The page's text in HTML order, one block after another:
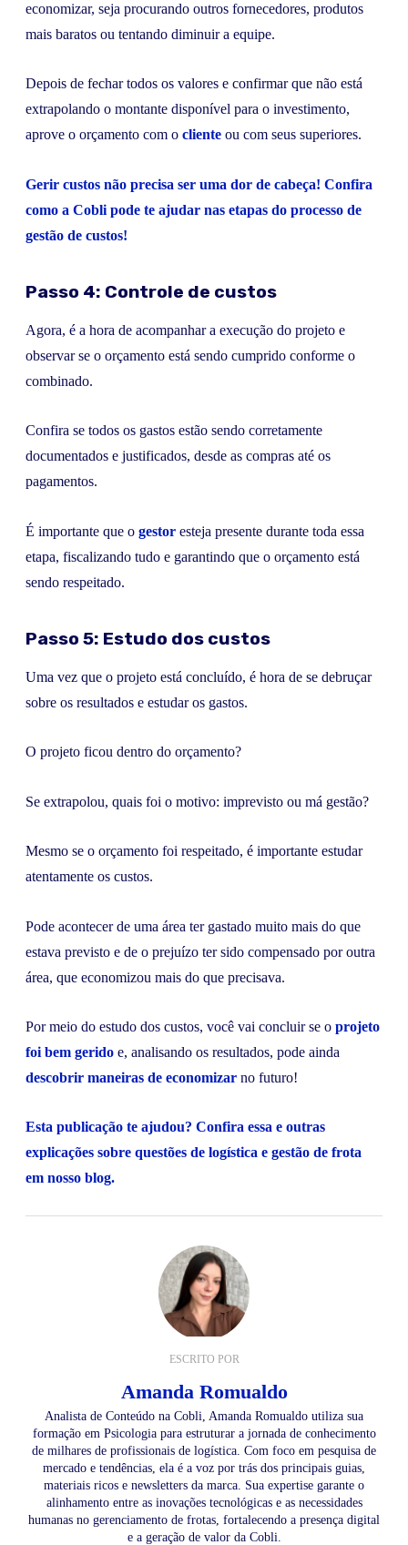
economizar, seja procurando outros fornecedores, produtos
mais baratos ou tentando diminuir a equipe.
Depois de fechar todos os valores e confirmar que não está
extrapolando o montante disponível para o investimento,
aprove o orçamento com o cliente ou com seus superiores.
Gerir custos não precisa ser uma dor de cabeça! Confira
como a Cobli pode te ajudar nas etapas do processo de
gestão de custos!
Passo 4: Controle de custos
Agora, é a hora de acompanhar a execução do projeto e
observar se o orçamento está sendo cumprido conforme o
combinado.
Confira se todos os gastos estão sendo corretamente
documentados e justificados, desde as compras até os
pagamentos.
É importante que o gestor esteja presente durante toda essa
etapa, fiscalizando tudo e garantindo que o orçamento está
sendo respeitado.
Passo 5: Estudo dos custos
Uma vez que o projeto está concluído, é hora de se debruçar
sobre os resultados e estudar os gastos.
O projeto ficou dentro do orçamento?
Se extrapolou, quais foi o motivo: imprevisto ou má gestão?
Mesmo se o orçamento foi respeitado, é importante estudar
atentamente os custos.
Pode acontecer de uma área ter gastado muito mais do que
estava previsto e de o prejuízo ter sido compensado por outra
área, que economizou mais do que precisava.
Por meio do estudo dos custos, você vai concluir se o projeto
foi bem gerido e, analisando os resultados, pode ainda
descobrir maneiras de economizar no futuro!
Esta publicação te ajudou? Confira essa e outras
explicações sobre questões de logística e gestão de frota
em nosso blog.
ESCRITO POR
Amanda Romualdo
Analista de Conteúdo na Cobli, Amanda Romualdo utiliza sua
formação em Psicologia para estruturar a jornada de conhecimento
de milhares de profissionais de logística. Com foco em pesquisa de
mercado e tendências, ela é a voz por trás dos principais guias,
materiais ricos e newsletters da marca. Sua expertise garante o
alinhamento entre as inovações tecnológicas e as necessidades
humanas no gerenciamento de frotas, fortalecendo a presença digital
e a geração de valor da Cobli.